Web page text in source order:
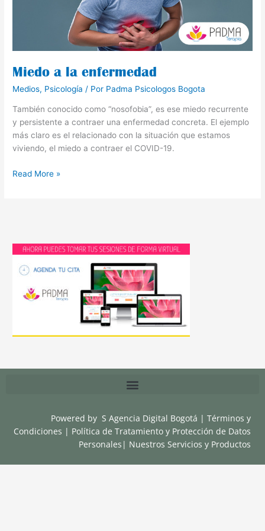
Miedo a la enfermedad
Medios, Psicología / Por Padma Psicologos Bogota
También conocido como “nosofobia”, es ese miedo recurrente
y persistente a contraer una enfermedad concreta. El ejemplo
más claro es el relacionado con la situación que estamos
viviendo, el miedo a contraer el COVID-19.
Read More »
Powered by S Agencia Digital Bogotá |Términos y
Condiciones | Política de Tratamiento y Protección de Datos
Personales | Nuestros Servicios y Productos